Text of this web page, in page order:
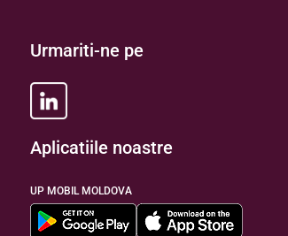
Urmariti-ne pe
Aplicatiile noastre
UP MOBIL MOLDOVA